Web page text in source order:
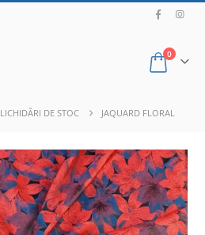
0
LICHIDĂRI DE STOC JAQUARD FLORAL